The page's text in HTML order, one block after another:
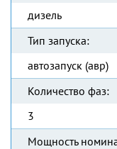
дизель
Тип запуска:
автозапуск (авр)
Количество фаз:
3
Мощность